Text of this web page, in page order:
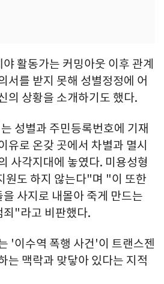
활동가는 커밍아웃 이후 관계
서를 받지 못해 성별정정에 어
의 상황을 소개하기도 했다.
성별과 주민등록번호에 기재
유로 온갖 곳에서 차별과 멸시
사각지대에 놓였다. 미용성형
원도 하지 않는다"며 "이 또한
사지로 내몰아 죽게 만드는
죄"라고 비판했다.
'이수역 폭행 사건'이 트랜스젠
는 맥락과 맞닿아 있다는 지적